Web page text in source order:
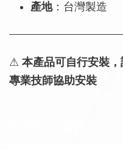
產地：台灣製造
⚠ 本產品可自行安裝
專業技師協助安裝